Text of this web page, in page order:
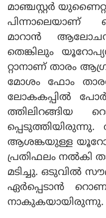
മാഞ്ചസ്റ്റര്‍
മാറാന്‍
തെങ്കിലും
റ്റാനാണ് താരം
മോശം ഫോം
ലോകകപ്പില്‍
ത്തിലിറങ്ങിയ
ആശങ്കയുള്ള
പ്രതിഫലം നല്‍കി
മടിച്ചു. ഒടുവില്‍
ഏര്‍പ്പെടാന്‍
നാകുകയായിരുന്നു.